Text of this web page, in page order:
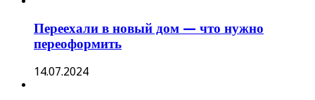
Переехали в новый дом — что нужно
переоформить
14.07.2024